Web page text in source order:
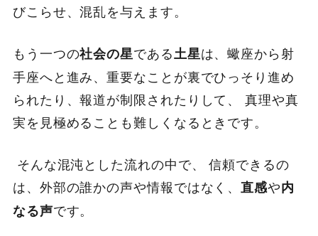
びこらせ、混乱を与えます。
もう一つの社会の星である土星は、蠍座から射
手座へと進み、重要なことが裏でひっそり進め
られたり、報道が制限されたりして、 真理や真
実を見極めることも難しくなるときです。
そんな混沌とした流れの中で、 信頼できるの
は、外部の誰かの声や情報ではなく、直感や内
なる声です。